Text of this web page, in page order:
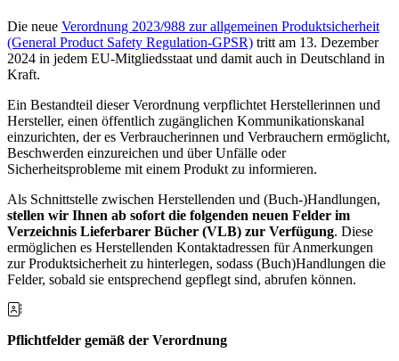
Die neue Verordnung 2023/988 zur allgemeinen Produktsicherheit
(General Product Safety Regulation-GPSR) tritt am 13. Dezember
2024 in jedem EU-Mitgliedsstaat und damit auch in Deutschland in
Kraft.
Ein Bestandteil dieser Verordnung verpflichtet Herstellerinnen und
Hersteller, einen öffentlich zugänglichen Kommunikationskanal
einzurichten, der es Verbraucherinnen und Verbrauchern ermöglicht,
Beschwerden einzureichen und über Unfälle oder
Sicherheitsprobleme mit einem Produkt zu informieren.
Als Schnittstelle zwischen Herstellenden und (Buch-)Handlungen,
stellen wir Ihnen ab sofort die folgenden neuen Felder im
Verzeichnis Lieferbarer Bücher (VLB) zur Verfügung. Diese
ermöglichen es Herstellenden Kontaktadressen für Anmerkungen
zur Produktsicherheit zu hinterlegen, sodass (Buch)Handlungen die
Felder, sobald sie entsprechend gepflegt sind, abrufen können.
Pflichtfelder gemäß der Verordnung